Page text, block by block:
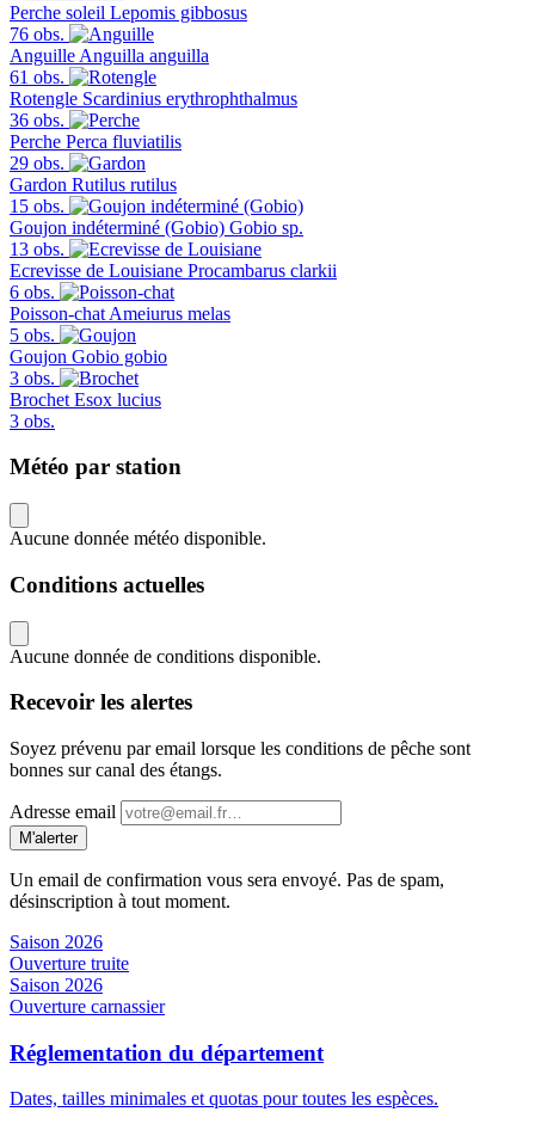
Perche soleil Lepomis gibbosus
76 obs.
Anguille Anguilla anguilla
61 obs.
Rotengle Scardinius erythrophthalmus
36 obs.
Perche Perca fluviatilis
29 obs.
Gardon Rutilus rutilus
15 obs.
Goujon indéterminé (Gobio) Gobio sp.
13 obs.
Ecrevisse de Louisiane Procambarus clarkii
6 obs.
Poisson-chat Ameiurus melas
5 obs.
Goujon Gobio gobio
3 obs.
Brochet Esox lucius
3 obs.
Météo par station
Aucune donnée météo disponible.
Conditions actuelles
Aucune donnée de conditions disponible.
Recevoir les alertes
Soyez prévenu par email lorsque les conditions de pêche sont
bonnes sur canal des étangs.
Adresse email
M'alerter
Un email de confirmation vous sera envoyé. Pas de spam,
désinscription à tout moment.
Saison 2026
Ouverture truite
Saison 2026
Ouverture carnassier
Réglementation du département
Dates, tailles minimales et quotas pour toutes les espèces.